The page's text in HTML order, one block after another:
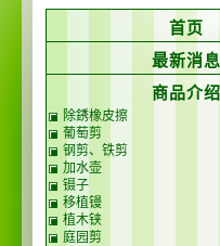
首页
最新消息
商品介绍
除銹橡皮擦
葡萄剪
钢剪、铁剪
加水壶
镊子
移植镘
植木铗
庭园剪